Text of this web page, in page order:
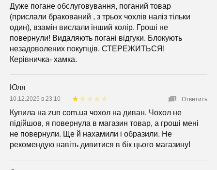
Дуже погане обслуговування, поганий товар
(прислали бракований , з трьох чохлів наліз тільки
один), взамін вислали інший колір. Гроші не
повернули! Видаляють погані відгуки. Блокують
незадоволених покупців. СТЕРЕЖИТЬСЯ!
Керівничка- хамка.
Юля
10.12.2025 в 23:10
Купила на zun com.ua чохол на диван. Чохол не
підійшов, я повернула в магазин товар, а гроші мені
не повернули. Ще й нахамили і образили. Не
рекомендую навіть дивитися в бік цього магазину!
Ответить